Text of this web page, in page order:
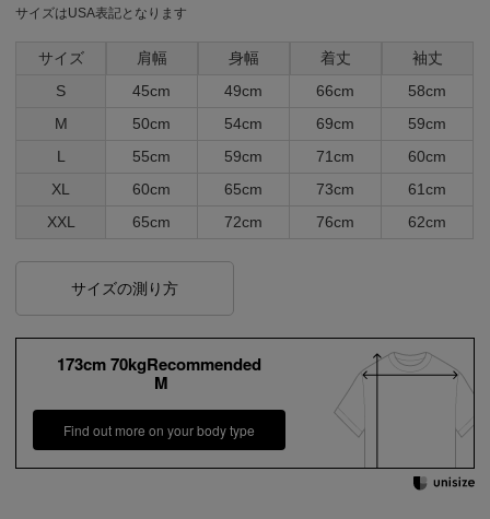
サイズはUSA表記となります
サイズ 肩幅 身幅 着丈
袖丈
S
45cm 49cm 66cm
58cm
M
50cm 54cm 69cm
59cm
L
55cm 59cm 71cm
60cm
XL
60cm 65cm 73cm
61cm
XXL
65cm 72cm 76cm 62cm
サイズの測り方
173cm 70kgRecommended
M
Find out more on your body type